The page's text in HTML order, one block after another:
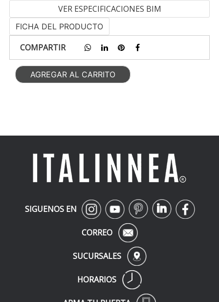
VER ESPECIFICACIONES BIM
FICHA DEL PRODUCTO
COMPARTIR
AGREGAR AL CARRITO
SIGUENOS EN
CORREO
SUCURSALES
HORARIOS